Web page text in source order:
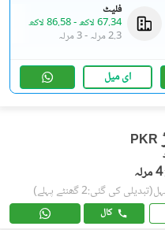
فلیٹ
67.34 لاکھ
-86.58 لاکھ
2.3 مرلہ
-3 مرلہ
ای میل
PKR
4 مرلہ
(تبدیلی کی گئی:2 گھنٹے پہلے)
کال